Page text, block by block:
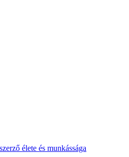
élete és munkássága